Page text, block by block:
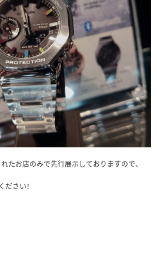
たお店のみで先行展示しておりますので、
さい！